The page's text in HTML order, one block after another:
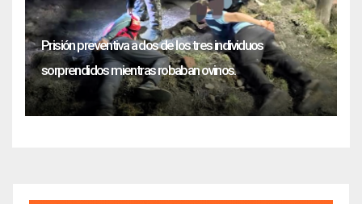
Prisión preventiva a dos de los tres individuos
sorprendidos mientras robaban ovinos.